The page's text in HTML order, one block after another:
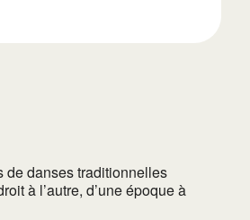
de danses traditionnelles
à l’autre, d’une époque à